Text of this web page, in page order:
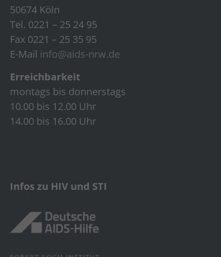
50674 Köln
Tel. 0221 – 25 24 95
Fax 0221 – 25 35 95
E-Mail info@aids-nrw.de
Erreichbarkeit
montags bis donnerstags
10.00 bis 12.00 Uhr
14.00 bis 16.00 Uhr
Infos zu HIV und STI